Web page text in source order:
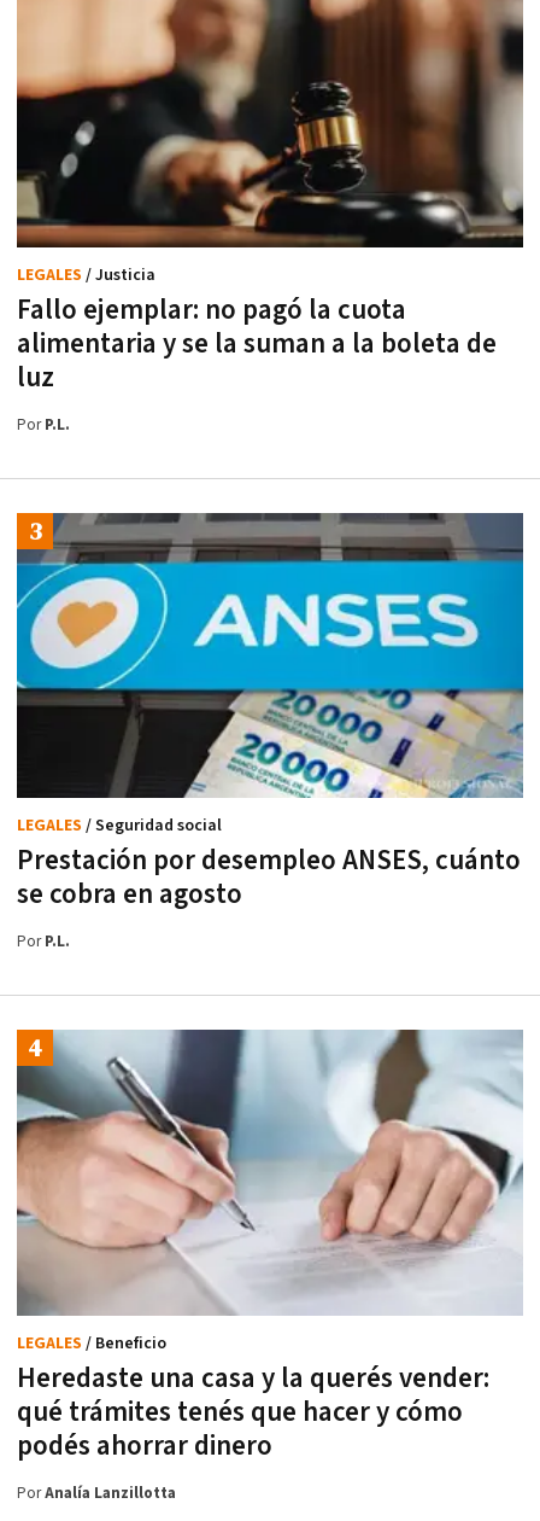
Fallo ejemplar: no pagó la cuota
alimentaria y se la suman a la boleta de
luz
LEGALES / Justicia
PorP.L.
Prestación por desempleo ANSES, cuánto
se cobra en agosto
LEGALES / Seguridad social
PorP.L.
Heredaste una casa y la querés vender:
qué trámites tenés que hacer y cómo
podés ahorrar dinero
LEGALES / Beneficio
PorAnalía Lanzillotta